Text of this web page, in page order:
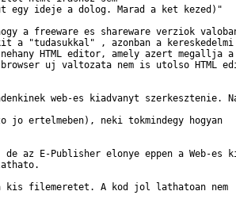
egy ideje a dolog. Marad a ket kezed)"
a freeware es shareware verziok
a "tudasukkal" , azonban a kereskedelmi
nehany HTML editor, amely azert megallja
uj valtozata nem is utolso HTML
web-es kiadvanyt szerkesztenie.
jo ertelmeben), neki tokmindegy hogyan
az E-Publisher elonye eppen a Web-es
kis filemeretet. A kod jol lathatoan nem